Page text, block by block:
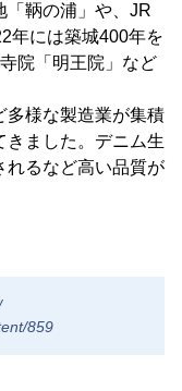
「鞆の浦」や、JR
年には築城400年を
院「明王院」など
多様な製造業が集積
きました。デニム生
れるなど高い品質が
859